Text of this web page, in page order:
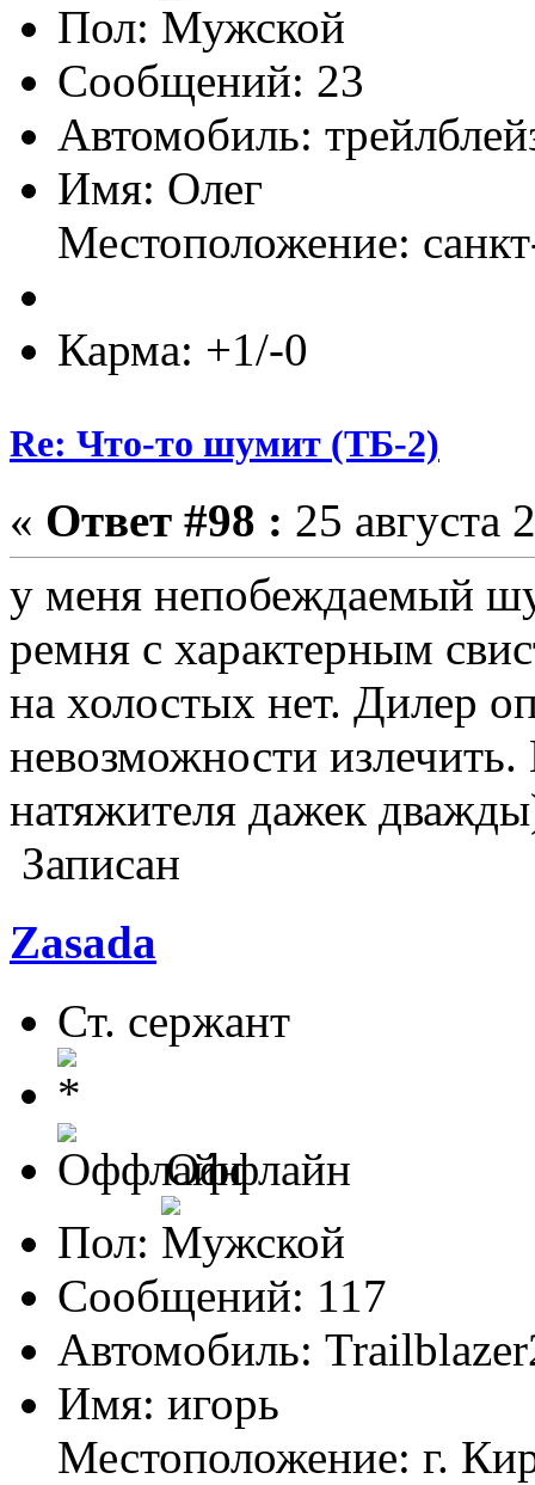
Пол:
Сообщений: 23
Автомобиль:
Имя: Олег
Местоположение:
Карма: +1/-0
Re: Что-то шумит (ТБ-2)
« Ответ #98 : 25 августа
у меня непобеждаемый
ремня с характерным
на холостых нет. Дилер
невозможности
натяжителя дажек
Записан
Zasada
Ст. сержант
Оффлайн
Пол:
Сообщений: 117
Автомобиль:
Имя: игорь
Местоположение: г.